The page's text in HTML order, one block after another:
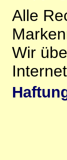
Alle
Wir